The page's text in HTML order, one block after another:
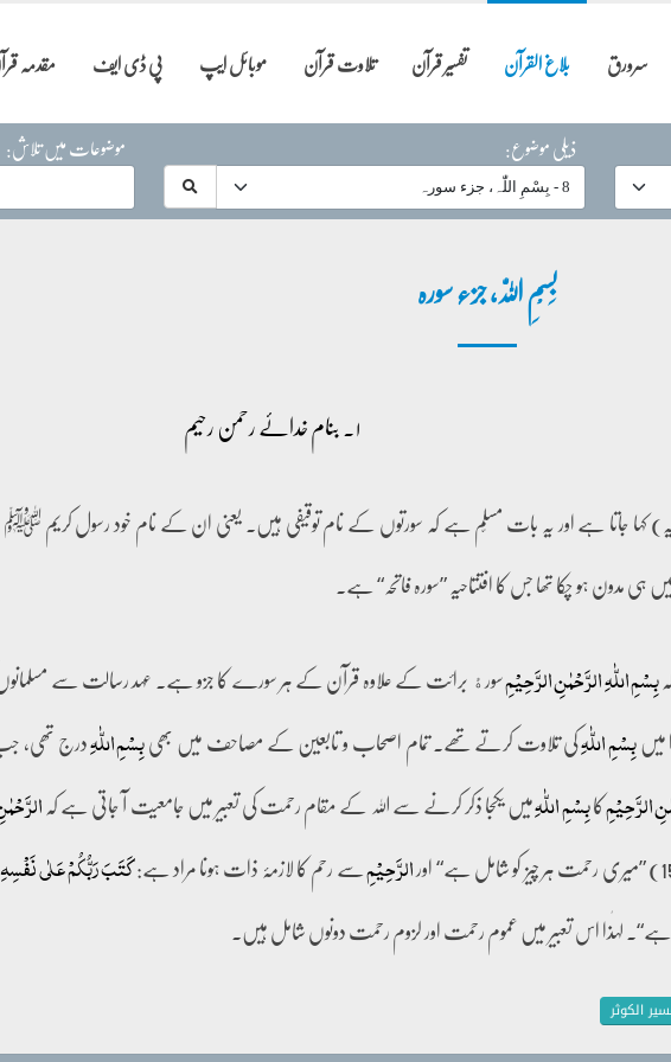
سرورق بلاغ القرآن تفسیر قرآن تلاوت قرآن موبائل ایپ پی ڈی ایف مقدمہ
ذیلی موضوع: موضوعات میں تلاش:
بِسْمِ اللّٰہ، جزء سورہ
۱۔ بنام خدائے رحمن رحیم
کہا جاتا ہے اور یہ بات مسلّم ہے کہ سورتوں کے نام توقیفی ہیں۔ یعنی ان کے نام خود رسول کریم
مدون ہو چکا تھا جس کا افتتاحیہ ”سورہ فاتحہ“ ہے۔
بِسۡمِ اللّٰہِ الرَّحۡمٰنِ الرَّحِیۡمِسورﮤ برائت کے علاوہ قرآن کے ہر سورے کا جزو ہے۔ عہد رسالت سے
میںبِسۡمِ اللّٰہِکی تلاوت کرتے تھے۔ تمام اصحاب و تابعین کے مصاحف میں بھیبِسۡمِ اللّٰہِدرج تھی،
الرَّحِیۡمِکابِسۡمِ اللّٰہِمیں یکجا ذکر کرنے سے اللہ کے مقام رحمت کی تعبیر میں جامعیت آ جاتی ہے کہ
الرَّحِیۡمِسے رحم کا لازمۂ ذات ہونا مراد ہے:کَتَبَ رَبُّکُمۡ عَلٰی
لہٰذا اس تعبیر میں عموم رحمت اور لزوم رحمت دونوں شامل ہیں۔
الکوثر